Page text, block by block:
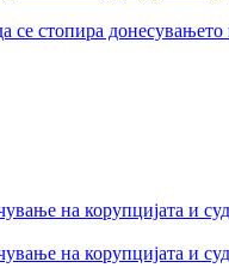
стопира
на корупцијата и
на корупцијата и